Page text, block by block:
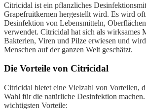
Citricidal ist ein pflanzliches
Grapefruitkernen hergestellt wird. Es wird
Desinfektion von Lebensmitteln,
verwendet. Citricidal hat sich als wirksames
Bakterien, Viren und Pilze erwiesen und
Menschen auf der ganzen Welt geschätzt.
Die Vorteile von Citricidal
Citricidal bietet eine Vielzahl von Vorteilen,
Wahl für die natürliche Desinfektion
wichtigsten Vorteile: